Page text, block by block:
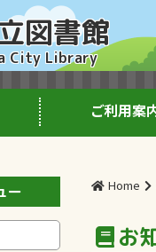
図書館
City Library
ご利用案
ー Home
お